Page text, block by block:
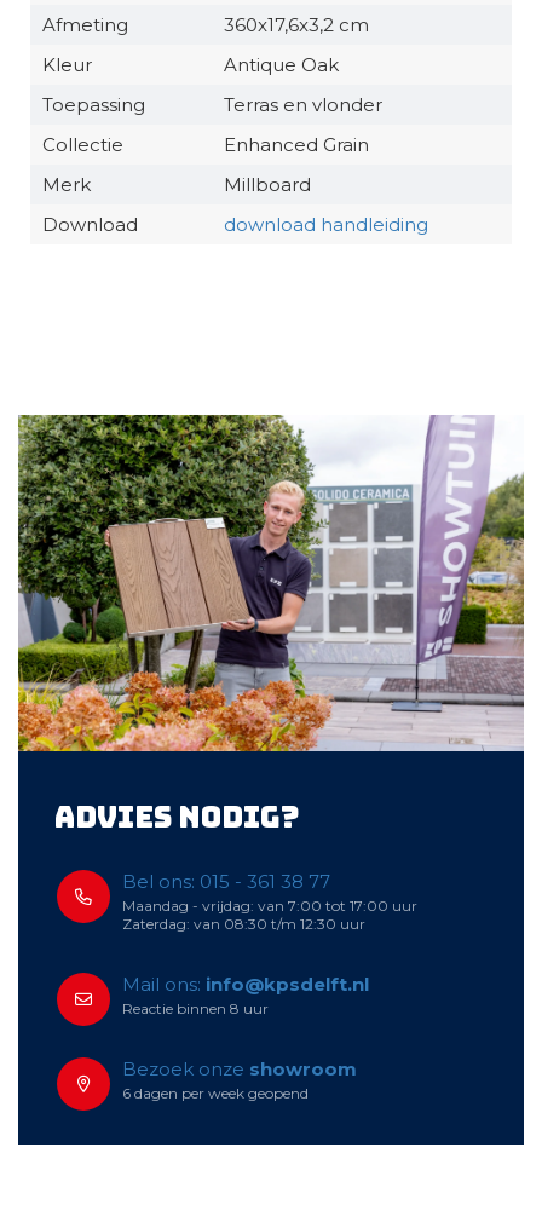
Afmeting
360x17,6x3,2 cm
Kleur
Antique Oak
Toepassing
Terras en vlonder
Collectie
Enhanced Grain
Merk
Millboard
Download
download handleiding
Advies nodig?
Bel ons: 015 - 361 38 77
Maandag - vrijdag: van 7:00 tot 17:00 uur
Zaterdag: van 08:30 t/m 12:30 uur
Mail ons: info@kpsdelft.nl
Reactie binnen 8 uur
Bezoek onze showroom
6 dagen per week geopend